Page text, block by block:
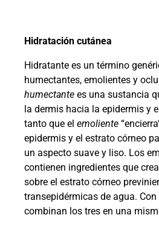
Hidratación cutánea
Hidratante es un término
humectantes, emolientes y
humectante es una sustancia
la dermis hacia la epidermis y
tanto que el emoliente
epidermis y el estrato córneo
un aspecto suave y liso. Los
contienen ingredientes que
sobre el estrato córneo
transepidérmicas de agua.
combinan los tres en una